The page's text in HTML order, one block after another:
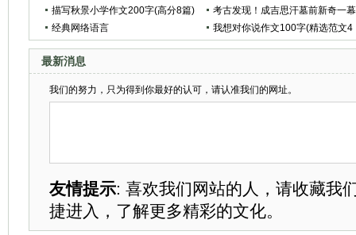
描写秋景小学作文200字(高分8篇)
考古发现！成吉思汗墓前新奇一幕
吓退考古队
经典网络语言
我想对你说作文100字(精选范文4
最新消息
我们的努力，只为得到你最好的认可，请认准我们的网址。
友情提示: 喜欢我们网站的人，请收藏我
捷进入，了解更多精彩的文化。